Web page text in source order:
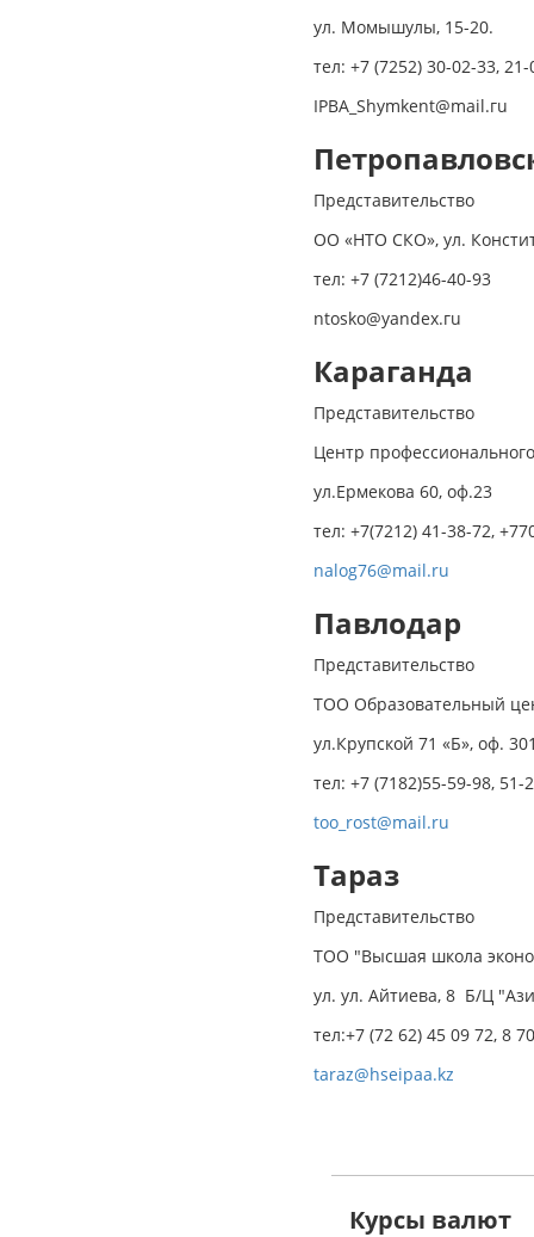
ул. Момышулы, 15-20.
тел: +7 (7252) 30-02-33,
IРВA_Shymkent@mail.гu
Представительство
ОО «НТО СКО», ул.
тел: +7 (7212)46-40-93
ntosko@yandex.гu
Караганда
Представительство
Центр
ул.Ермекова 60, оф.23
тел: +7(7212) 41-38-72,
nalog76@mail.ru
Павлодар
Представительство
ТОО Образовательный
ул.Крупской 71 «Б», оф.
тел: +7 (7182)55-59-98, 51-
too_rost@mail.ru
Тараз
Представительство
ТОО "Высшая школа
ул. ул. Айтиева, 8 Б/Ц
тел:+7 (72 62) 45 09 72, 8
taraz@hseipaa.kz
Курсы валют